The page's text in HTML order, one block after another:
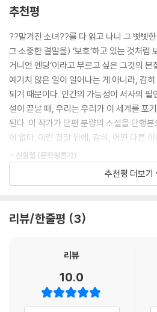
시에 심히 부당하게 느껴졌다.
--- pp.64-65
“내 말이 틀렸으면 틀렸다고 해, 빌. 그런
반하고 충돌이 있었다며?”
잔돈을 받아 든 펄롱의 손에 힘이 들어갔고
져 걸레받이를 따라 방구석까지 갔다.
“충돌이라고 할 건 아닌데, 네, 아침에 거기
“내가 상관할 바는 아니지만, 거기 일에 관
다는 거 알지? 적을 가까이 두라고들 하지.
가 물지 않는다고. 잘 알겠지만.”
문득 서로 돕지 않는다면 삶에 무슨 의미가
스로를 기독교인이라고 부르고 거울 앞에
현상을 더욱 부추긴 사건은 이 책이 2022년
이다. 원서 기준으로 116쪽에 불과한 이 책
장 짧은 작품’이라는 별칭을 얻게 되었다.
키건의 소설에 지배적인 사조가 있다면 그
효율에 대한 집착이라 할 수 있다. 그는 자
고 일컬으며 무엇보다 간결함으로부터 기
부터 이어져온 이러한 성격은 주인공 빌 펄
럼 사소한 것들』에도 드러나는데, 이토록
것은 동시에 소설 속 인물을 위한 작가의
물이 인정하길 꺼리는 감정들을 작가가 노
다며 이렇게 덧붙인다. “훌륭한 글쓰기란
다.”
번역을 맡은 홍한별 역자가 설명하듯, 클레
니 그 이상 읽어야 눈에 들어오는 것도 있
역시 입을 모아 “읽자마자 그 자리에서 다
을 밝힌 바 있다.
추천평
??맡겨진 소녀??를 다 읽고 나니 그 빳빳
그 소중한 결말을) ‘보호’하고 있는 것처럼
거니언 엔딩’이라고 부르고 싶은 그것의
예기치 않은 일이 일어나는 게 아니라, 감
되기 때문이다. 인간의 가능성이 서사의
설이 끝날 때, 우리는 우리가 이 세계를 포
된다. 이 작가가 단편 분량의 소설을 단행
이 없다. 이런 결말 뒤에, 감히, 어떤 다른
- 신형철 (문학평론가)
이 소설은 클레어 키건이 쓴 ‘기억할 만한
우는 힘은 무엇일까. 핀셋으로 뽑아낸 듯 정
서 다시 읽었다. 타인에 대한 숙고가 자기
에 빠져들지 않을 도리가 없다. 동요하지
진 자리에서 광물처럼 빛을 내는 삶의 진실
- 은유 (작가)
추천평 더보기
리뷰/한줄평 3
리뷰
10.0